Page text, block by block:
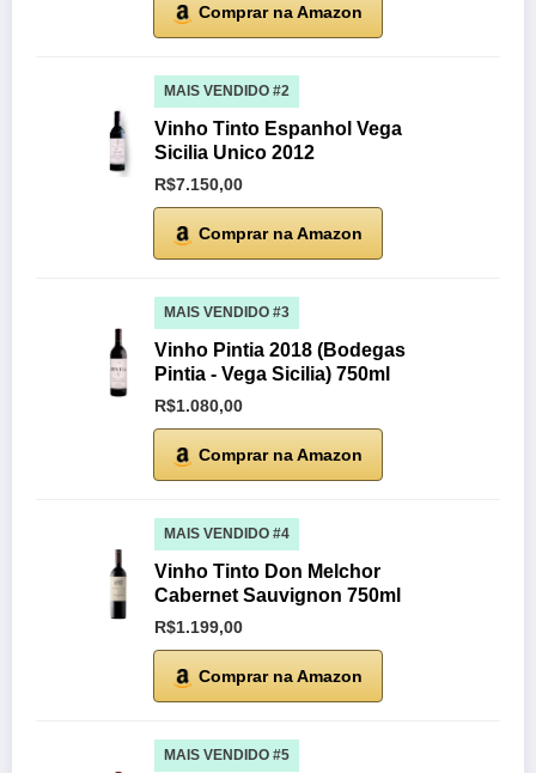
Comprar na Amazon
MAIS VENDIDO #2
Vinho Tinto Espanhol Vega
Sicilia Unico 2012
R$7.150,00
Comprar na Amazon
MAIS VENDIDO #3
Vinho Pintia 2018 (Bodegas
Pintia - Vega Sicilia) 750ml
R$1.080,00
Comprar na Amazon
MAIS VENDIDO #4
Vinho Tinto Don Melchor
Cabernet Sauvignon 750ml
R$1.199,00
Comprar na Amazon
MAIS VENDIDO #5